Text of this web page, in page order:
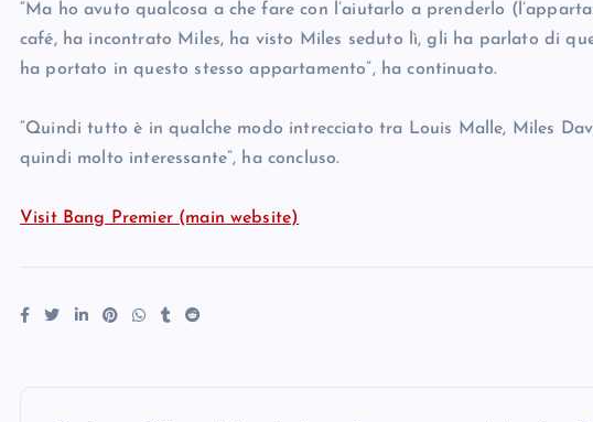
“Ma ho avuto qualcosa a che fare con l’aiutarlo a prenderlo
café, ha incontrato Miles, ha visto Miles seduto lì, gli ha parlato di
ha portato in questo stesso appartamento”, ha continuato.
“Quindi tutto è in qualche modo intrecciato tra Louis Malle, Miles
quindi molto interessante”, ha concluso.
Visit Bang Premier (main website)